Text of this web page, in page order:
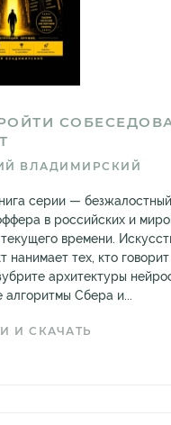
ВЛАДИМИРСКИЙ
серии —
в российских и
текущего времени.
нанимает тех, кто
архитектуры
алгоритмы Сбера и...
И СКАЧАТЬ